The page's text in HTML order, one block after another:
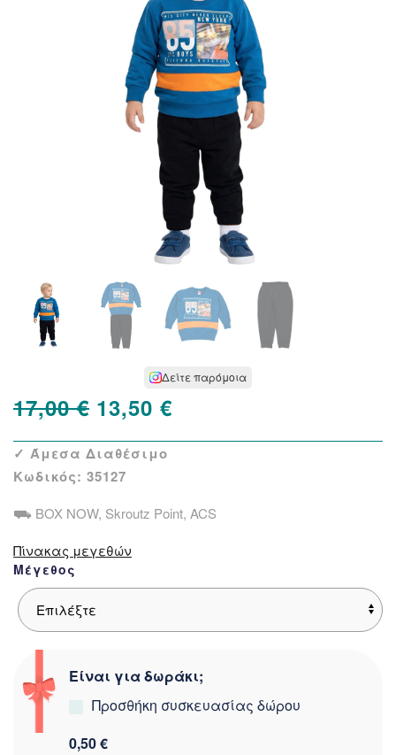
Δείτε παρόμοια
17,00€ Original
price
was:
13,50 €
τρέχουσα
13,50 €.
✓ Άμεσα Διαθέσιμο
Κωδικός: 35127
⛟ BOX NOW, Skroutz Point, ACS
Πίνακας μεγεθών
Μέγεθος
Είναι για δωράκι;
Προσθήκη συσκευασίας δώρου
0,50 €